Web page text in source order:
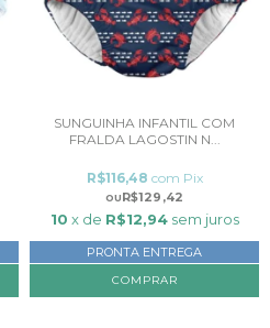
SUNGUINHA INFANTIL COM
FRALDA LAGOSTIN N...
R$129,42
R$116,48 com Pix
10 x de R$12,94 sem juros
PRONTA ENTREGA